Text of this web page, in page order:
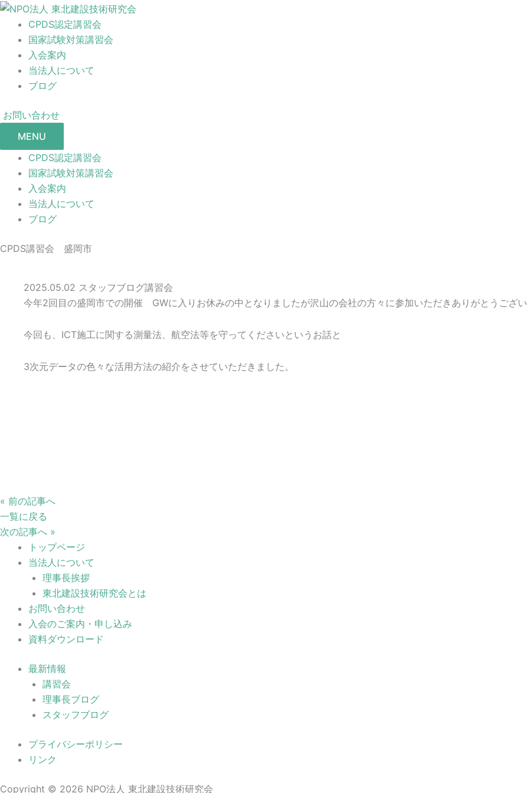
CPDS認定講習会
国家試験対策講習会
入会案内
当法人について
ブログ
お問い合わせ
MENU
CPDS認定講習会
国家試験対策講習会
入会案内
当法人について
ブログ
CPDS講習会 盛岡市
2025.05.02 スタッフブログ講習会
今年2回目の盛岡市での開催 GWに入りお休みの中となりましたが沢山の会社の方々に参加いただきありがとうござ
今回も、ICT施工に関する測量法、航空法等を守ってくださいというお話と
3次元データの色々な活用方法の紹介をさせていただきました。
« 前の記事へ
一覧に戻る
次の記事へ »
トップページ
当法人について
理事長挨拶
東北建設技術研究会とは
お問い合わせ
入会のご案内・申し込み
資料ダウンロード
最新情報
講習会
理事長ブログ
スタッフブログ
プライバシーポリシー
リンク
Copyright © 2026 NPO法人 東北建設技術研究会